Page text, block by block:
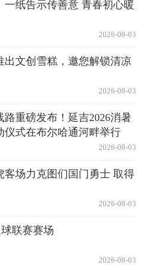
一纸告示传善意 青春初心暖
2026-08-03
出文创雪糕，邀您解锁清凉
2026-08-03
路重磅发布！延吉2026消暑
仪式在布尔哈通河畔举行
2026-08-03
客场力克图们国门勇士 取得
2026-08-03
联赛赛场
2026-08-03